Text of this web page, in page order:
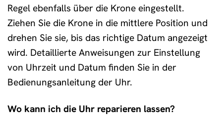
Regel ebenfalls über die Krone eingestellt.
Ziehen Sie die Krone in die mittlere Position und
drehen Sie sie, bis das richtige Datum angezeigt
wird. Detaillierte Anweisungen zur Einstellung
von Uhrzeit und Datum finden Sie in der
Bedienungsanleitung der Uhr.
Wo kann ich die Uhr reparieren lassen?